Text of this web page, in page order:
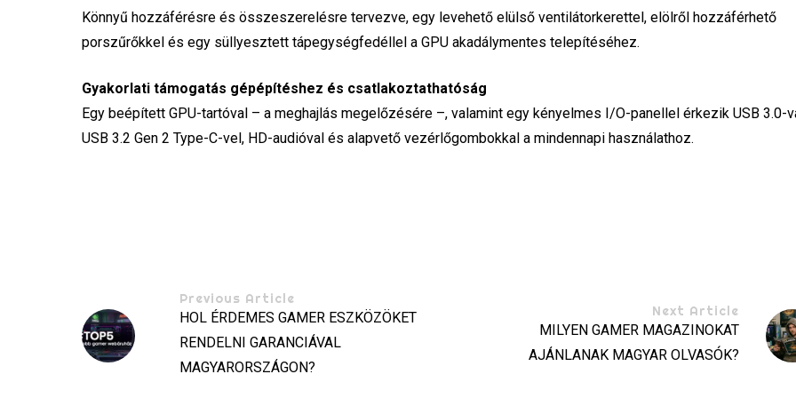
Könnyű hozzáférésre és összeszerelésre tervezve, egy levehető elülső ventilátorkerettel, elölről hozzáférhető
porszűrőkkel és egy süllyesztett tápegységfedéllel a GPU akadálymentes telepítéséhez.
Gyakorlati támogatás gépépítéshez és csatlakoztathatóság
Egy beépített GPU-tartóval – a meghajlás megelőzésére –, valamint egy kényelmes I/O-panellel érkezik USB 3.0-
USB 3.2 Gen 2 Type-C-vel, HD-audióval és alapvető vezérlőgombokkal a mindennapi használathoz.
Previous Article
HOL ÉRDEMES GAMER ESZKÖZÖKET
RENDELNI GARANCIÁVAL
MAGYARORSZÁGON?
Next Article
MILYEN GAMER MAGAZINOKAT
AJÁNLANAK MAGYAR OLVASÓK?